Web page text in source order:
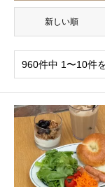
新しい順
960件中 1〜10件